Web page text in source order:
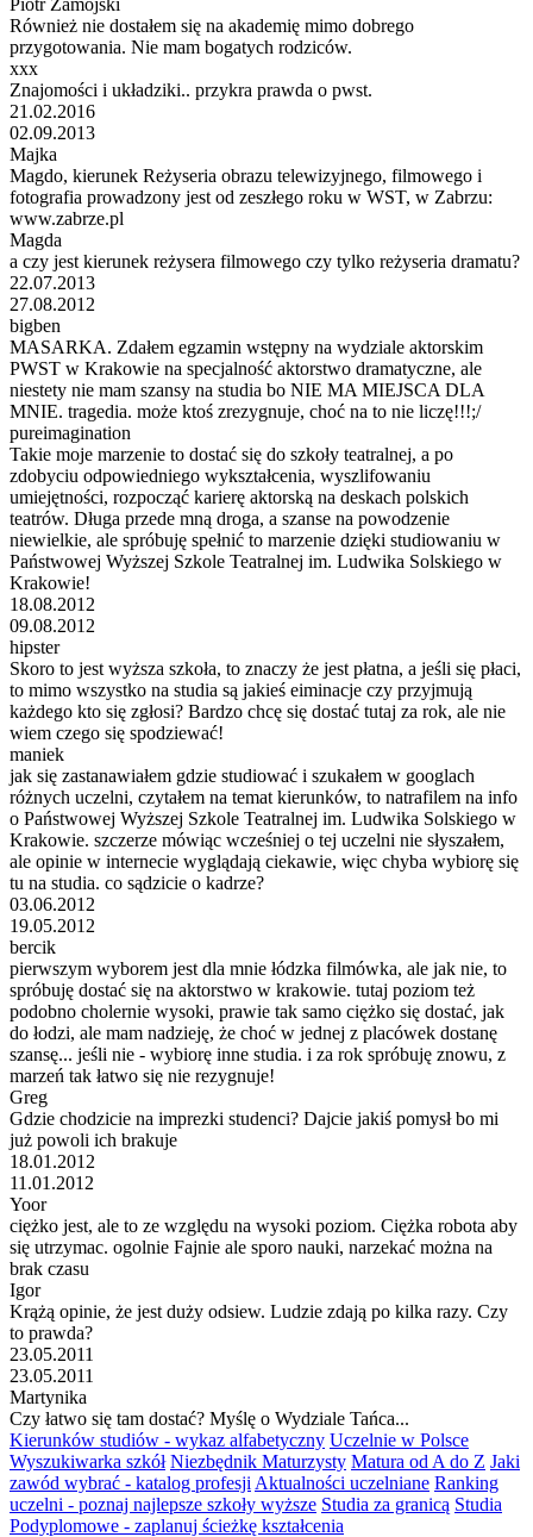
Również nie dostałem się na akademię mimo dobrego
przygotowania. Nie mam bogatych rodziców.
xxx
Znajomości i układziki.. przykra prawda o pwst.
21.02.2016
02.09.2013
Majka
Magdo, kierunek Reżyseria obrazu telewizyjnego, filmowego i
fotografia prowadzony jest od zeszłego roku w WST, w Zabrzu:
www.zabrze.pl
Magda
a czy jest kierunek reżysera filmowego czy tylko reżyseria dramatu?
22.07.2013
27.08.2012
bigben
MASARKA. Zdałem egzamin wstępny na wydziale aktorskim
PWST w Krakowie na specjalność aktorstwo dramatyczne, ale
niestety nie mam szansy na studia bo NIE MA MIEJSCA DLA
MNIE. tragedia. może ktoś zrezygnuje, choć na to nie liczę!!!;/
pureimagination
Takie moje marzenie to dostać się do szkoły teatralnej, a po
zdobyciu odpowiedniego wykształcenia, wyszlifowaniu
umiejętności, rozpocząć karierę aktorską na deskach polskich
teatrów. Długa przede mną droga, a szanse na powodzenie
niewielkie, ale spróbuję spełnić to marzenie dzięki studiowaniu w
Państwowej Wyższej Szkole Teatralnej im. Ludwika Solskiego w
Krakowie!
18.08.2012
09.08.2012
hipster
Skoro to jest wyższa szkoła, to znaczy że jest płatna, a jeśli się płaci,
to mimo wszystko na studia są jakieś eiminacje czy przyjmują
każdego kto się zgłosi? Bardzo chcę się dostać tutaj za rok, ale nie
wiem czego się spodziewać!
maniek
jak się zastanawiałem gdzie studiować i szukałem w googlach
różnych uczelni, czytałem na temat kierunków, to natrafilem na info
o Państwowej Wyższej Szkole Teatralnej im. Ludwika Solskiego w
Krakowie. szczerze mówiąc wcześniej o tej uczelni nie słyszałem,
ale opinie w internecie wyglądają ciekawie, więc chyba wybiorę się
tu na studia. co sądzicie o kadrze?
03.06.2012
19.05.2012
bercik
pierwszym wyborem jest dla mnie łódzka filmówka, ale jak nie, to
spróbuję dostać się na aktorstwo w krakowie. tutaj poziom też
podobno cholernie wysoki, prawie tak samo ciężko się dostać, jak
do łodzi, ale mam nadzieję, że choć w jednej z placówek dostanę
szansę... jeśli nie - wybiorę inne studia. i za rok spróbuję znowu, z
marzeń tak łatwo się nie rezygnuje!
Greg
Gdzie chodzicie na imprezki studenci? Dajcie jakiś pomysł bo mi
już powoli ich brakuje
18.01.2012
11.01.2012
Yoor
ciężko jest, ale to ze względu na wysoki poziom. Ciężka robota aby
się utrzymac. ogolnie Fajnie ale sporo nauki, narzekać można na
brak czasu
Igor
Krążą opinie, że jest duży odsiew. Ludzie zdają po kilka razy. Czy
to prawda?
23.05.2011
23.05.2011
Martynika
Czy łatwo się tam dostać? Myślę o Wydziale Tańca...
Kierunków studiów - wykaz alfabetyczny Uczelnie w Polsce
Wyszukiwarka szkół Niezbędnik Maturzysty Matura od A do Z Jaki
zawód wybrać - katalog profesji Aktualności uczelniane Ranking
uczelni - poznaj najlepsze szkoły wyższe Studia za granicą Studia
Podyplomowe - zaplanuj ścieżkę kształcenia